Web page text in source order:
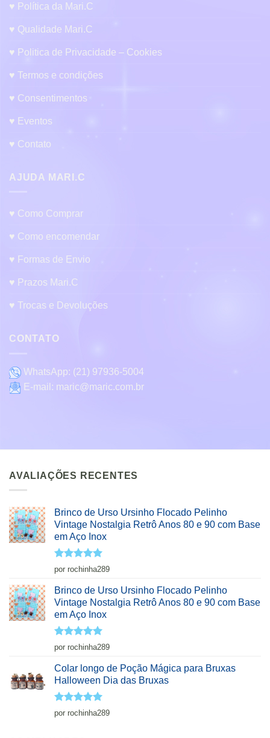
♥ Política da Mari.C
♥ Qualidade Mari.C
♥ Politica de Privacidade – Cookies
♥ Termos e condições
♥ Consentimentos
♥ Eventos
♥ Contato
AJUDA MARI.C
♥ Como Comprar
♥ Como encomendar
♥ Formas de Envio
♥ Prazos Mari.C
♥ Trocas e Devoluções
CONTATO
WhatsApp: (21) 97936-5004
E-mail: maric@maric.com.br
AVALIAÇÕES RECENTES
Brinco de Urso Ursinho Flocado Pelinho
Vintage Nostalgia Retrô Anos 80 e 90 com Base
em Aço Inox
Avaliação5
de 5
por rochinha289
Brinco de Urso Ursinho Flocado Pelinho
Vintage Nostalgia Retrô Anos 80 e 90 com Base
em Aço Inox
Avaliação5
de 5
por rochinha289
Colar longo de Poção Mágica para Bruxas
Halloween Dia das Bruxas
Avaliação5
de 5
por rochinha289